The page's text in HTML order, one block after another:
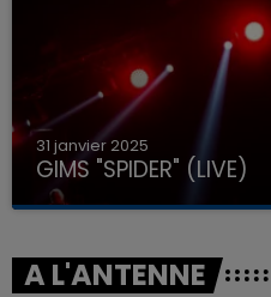
31 janvier 2025
GIMS "SPIDER" (LIVE)
A L'ANTENNE